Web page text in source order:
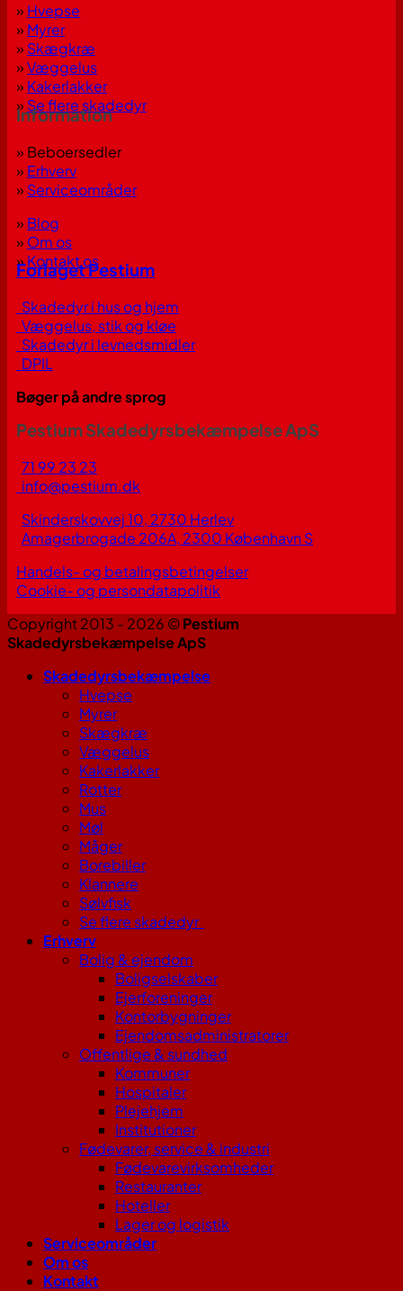
» Hvepse
» Myrer
» Skægkræ
»Væggelus
» Kakerlakker
» Se flere skadedyr
Information
» Beboersedler
» Erhverv
» Serviceområder
» Blog
» Om os
»Kontakt os
Forlaget Pestium
Skadedyr i hus og hjem
Væggelus, stik og kløe
Skadedyr i levnedsmidler
DPIL
Bøger på andre sprog
Pestium Skadedyrsbekæmpelse ApS
71 99 23 23
info@pestium.dk
Skinderskovvej 10, 2730 Herlev
Amagerbrogade 206A, 2300 København S
Handels- og betalingsbetingelser
Cookie- og persondatapolitik
Copyright 2013 - 2026 ©Pestium
Skadedyrsbekæmpelse ApS
Skadedyrsbekæmpelse
Hvepse
Myrer
Skægkræ
Væggelus
Kakerlakker
Rotter
Mus
Møl
Måger
Borebiller
Klannere
Sølvfisk
Se flere skadedyr
Erhverv
Bolig & ejendom
Boligselskaber
Ejerforeninger
Kontorbygninger
Ejendomsadministratorer
Offentlige & sundhed
Kommuner
Hospitaler
Plejehjem
Institutioner
Fødevarer, service & industri
Fødevarevirksomheder
Restauranter
Hoteller
Lager og logistik
Serviceområder
Om os
Kontakt